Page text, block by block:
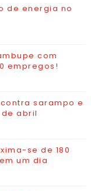
de energia no
com
empregos!
sarampo e
abril
se de 180
um dia